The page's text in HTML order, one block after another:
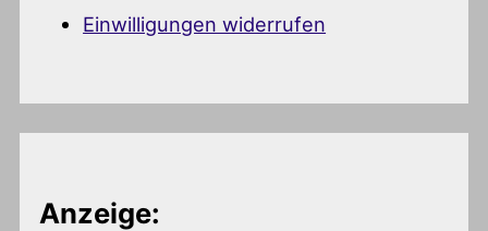
Einwilligungen widerrufen
Anzeige: